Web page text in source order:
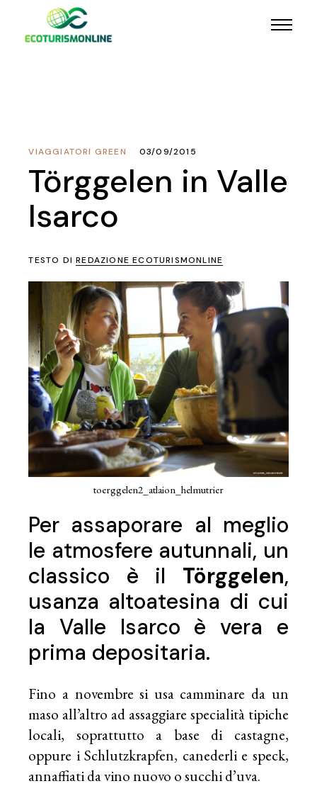
VIAGGIATORI GREEN 03/09/2015
Törggelen in Valle
Isarco
TESTO DIREDAZIONE ECOTURISMONLINE
toerggelen2_atlaion_helmutrier
Per assaporare al meglio
le atmosfere autunnali, un
classico è il Törggelen,
usanza altoatesina di cui
la Valle Isarco è vera e
prima depositaria.
Fino a novembre si usa camminare da un
maso all’altro ad assaggiare specialità tipiche
locali, soprattutto a base di castagne,
oppure i Schlutzkrapfen, canederli e speck,
annaffiati da vino nuovo o succhi d’uva.